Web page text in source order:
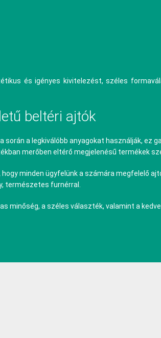
és igényes kivitelezést, széles
beltéri ajtók
során a legkiválóbb anyagokat használják,
merőben eltérő megjelenésű termékek
hogy minden ügyfelünk a számára
természetes furnérral.
minőség, a széles választék, valamint a